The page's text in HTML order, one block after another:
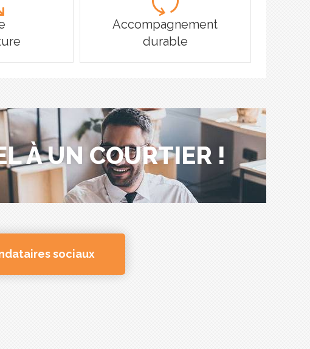
Accompagnement
durable
À UN COURTIER !
sociaux